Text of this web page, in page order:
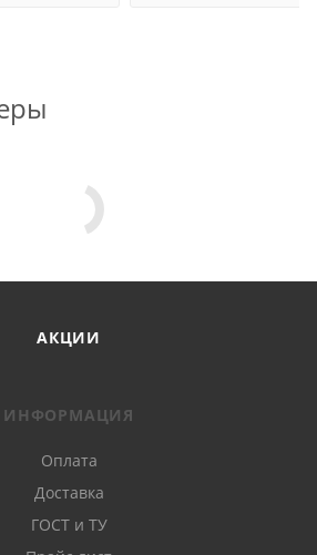
АКЦИИ
ИНФОРМАЦИЯ
Оплата
Доставка
ГОСТ и ТУ